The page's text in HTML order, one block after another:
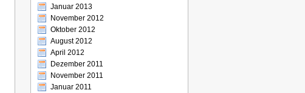
Januar 2013
November 2012
Oktober 2012
August 2012
April 2012
Dezember 2011
November 2011
Januar 2011